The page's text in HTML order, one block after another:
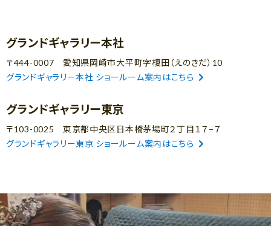
グランドギャラリー本社
〒444-0007 愛知県岡崎市大平町字榎田（えのきだ）10
グランドギャラリー本社 ショールーム案内はこちら
グランドギャラリー東京
〒103-0025 東京都中央区日本橋茅場町２丁目１７−７
グランドギャラリー東京 ショールーム案内はこちら